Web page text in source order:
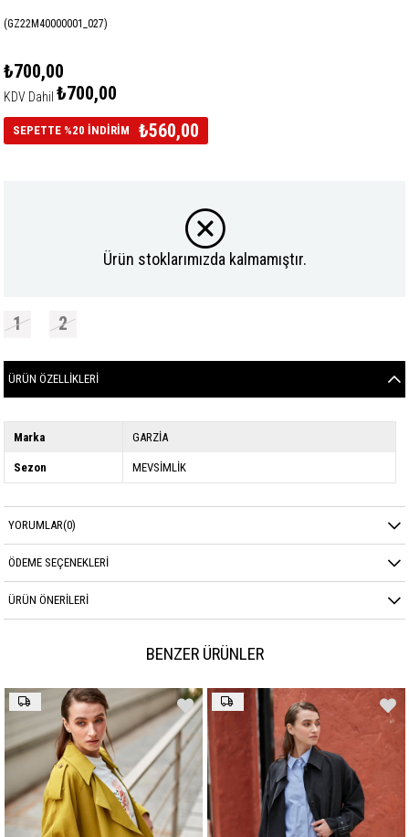
(GZ22M40000001_027)
₺700,00
KDV Dahil ₺700,00
SEPETTE %20 İNDİRİM ₺560,00
Ürün stoklarımızda kalmamıştır.
1 2
ÜRÜN ÖZELLIKLERI
Marka GARZİA
Sezon MEVSİMLİK
YORUMLAR(0)
ÖDEME SEÇENEKLERI
ÜRÜN ÖNERILERI
BENZER ÜRÜNLER